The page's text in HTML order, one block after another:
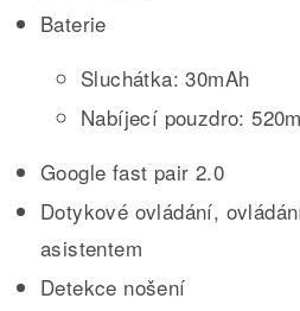
Baterie
Sluchátka: 30mAh
Nabíjecí pouzdro:
Google fast pair 2.0
Dotykové ovládání,
asistentem
Detekce nošení